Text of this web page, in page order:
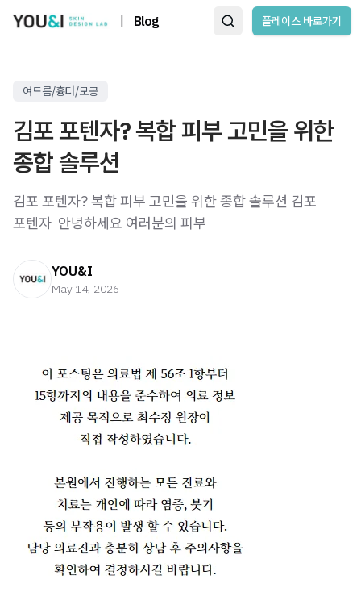
Blog 플레이스 바로가기
여드름/흉터/모공
김포 포텐자? 복합 피부 고민을 위한
종합 솔루션
김포 포텐자? 복합 피부 고민을 위한 종합 솔루션 김포
포텐자 ​ 안녕하세요 여러분의 피부
YOU&I
May 14, 2026